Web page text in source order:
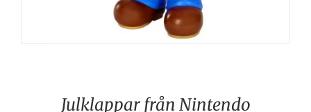
Julklappar från Nintendo